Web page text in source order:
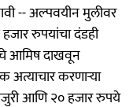
-- अल्पवयीन मुलीवर
रुपयांचा दंडही
आमिष दाखवून
करणाऱ्या
आणि २० हजार रुपये